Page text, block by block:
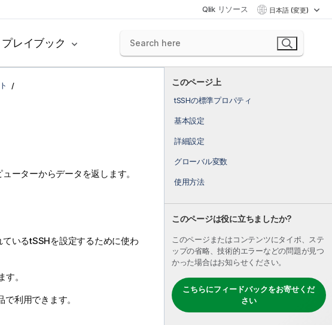
Qlik リソース 日本語 (変更)
プレイブック
このページ上
tSSHの標準プロパティ
基本設定
詳細設定
グローバル変数
使用方法
このページは役に立ちましたか?
このページまたはコンテンツにタイポ、ステ
ップの省略、技術的エラーなどの問題が見つ
かった場合はお知らせください。
こちらにフィードバックをお寄せくだ
さい
ーターからデータを返します。
ているtSSHを設定するために使わ
。
で利用できます。